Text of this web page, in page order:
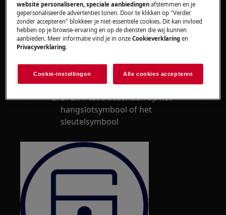
Raadpleeg de gebruiksaanwijzing voor
meer informatie.
Hieronder een voorbeeld van een
mogelijke procedure:
Het kinderslot
kooksessie) uitschakelen:
Zet de kookplaat aan.
Druk 1 tot 5 seconden op het
hangslotsymbool of het
sleutelsymbool
website personaliseren, speciale aanbiedingen afstemmen en je
gepersonaliseerde advertenties tonen. Door te klikken op "Verder
zonder accepteren" blokkeer je niet-essentiële cookies. Dit kan invloed
hebben op je browse-ervaring en op de diensten die wij kunnen
aanbieden. Meer informatie vind je in onzeCookieverklaring en
Privacyverklaring.
Cookie-instellingen Alle cookies accepteren